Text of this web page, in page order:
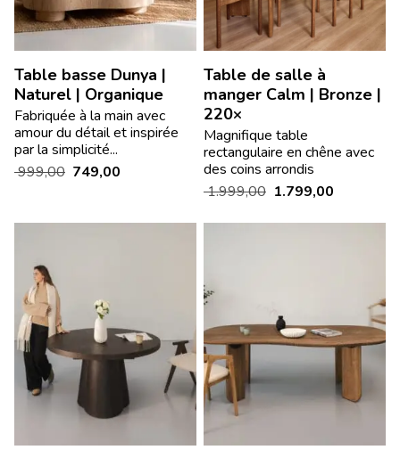
Table basse Dunya |
Naturel | Organique
Fabriquée à la main avec
amour du détail et inspirée
par la simplicité...
999,00 749,00
Table de salle à
manger Calm | Bronze |
220×
Magnifique table
rectangulaire en chêne avec
des coins arrondis
1.999,00 1.799,00